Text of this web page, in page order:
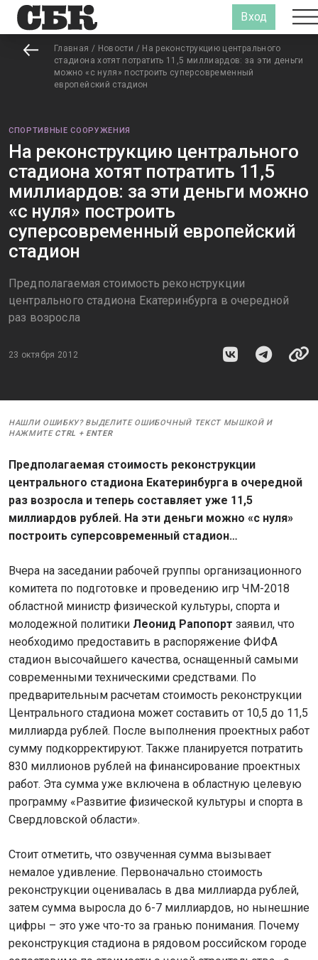
Вход
Главная / Новости / На реконструкцию центрального
стадиона хотят потратить 11,5 миллиардов: за эти деньги
можно «с нуля» построить суперсовременный
европейский стадион
СПОРТИВНЫЕ СООРУЖЕНИЯ
На реконструкцию центрального
стадиона хотят потратить 11,5
миллиардов: за эти деньги можно
«с нуля» построить
суперсовременный европейский
стадион
Предполагаемая стоимость реконструкции
центрального стадиона Екатеринбурга в очередной
раз возросла
23 октября 2012
НАШЛИ ОШИБКУ? ВЫДЕЛИТЕ ОШИБОЧНЫЙ ТЕКСТ МЫШКОЙ И
НАЖМИТЕ CTRL + ENTER
Предполагаемая стоимость реконструкции
центрального стадиона Екатеринбурга в очередной
раз возросла и теперь составляет уже 11,5
миллиардов рублей. На эти деньги можно «с нуля»
построить суперсовременный стадион…
Вчера на заседании рабочей группы организационного
комитета по подготовке и проведению игр ЧМ-2018
областной министр физической культуры, спорта и
молодежной политики Леонид Рапопорт заявил, что
необходимо предоставить в распоряжение ФИФА
стадион высочайшего качества, оснащенный самыми
современными техническими средствами. По
предварительным расчетам стоимость реконструкции
Центрального стадиона может составить от 10,5 до 11,5
миллиарда рублей. После выполнения проектных работ
сумму подкорректируют. Также планируется потратить
830 миллионов рублей на финансирование проектных
работ. Эта сумма уже включена в областную целевую
программу «Развитие физической культуры и спорта в
Свердловской области».
Стоит отметить, что озвученная сумма вызывает
немалое удивление. Первоначально стоимость
реконструкции оценивалась в два миллиарда рублей,
затем сумма выросла до 6-7 миллиардов, но нынешние
цифры – это уже что-то за гранью понимания. Почему
реконструкция стадиона в рядовом российском городе